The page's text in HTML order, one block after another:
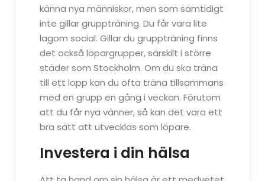
känna nya människor, men som samtidigt
inte gillar gruppträning. Du får vara lite
lagom social. Gillar du gruppträning finns
det också löpargrupper, särskilt i större
städer som Stockholm. Om du ska träna
till ett lopp kan du ofta träna tillsammans
med en grupp en gång i veckan. Förutom
att du får nya vänner, så kan det vara ett
bra sätt att utvecklas som löpare.
Investera i din hälsa